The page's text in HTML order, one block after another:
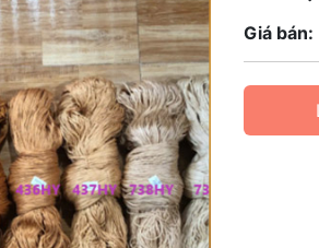
Giá bán: